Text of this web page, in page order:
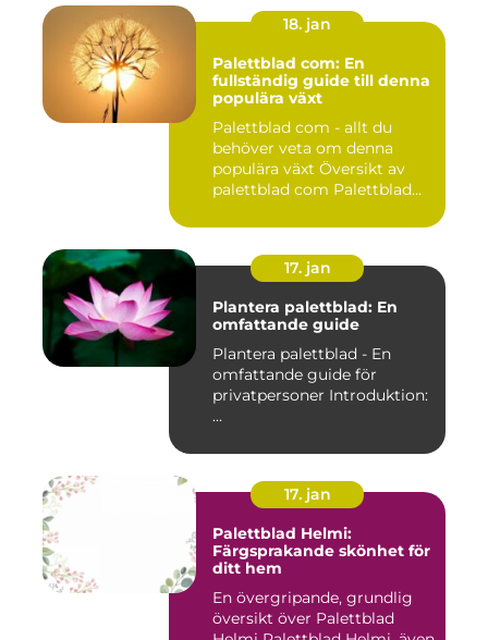
18. jan
Palettblad com: En
fullständig guide till denna
populära växt
Palettblad com - allt du
behöver veta om denna
populära växt Översikt av
palettblad com Palettblad...
17. jan
Plantera palettblad: En
omfattande guide
Plantera palettblad - En
omfattande guide för
privatpersoner Introduktion:
...
17. jan
Palettblad Helmi:
Färgsprakande skönhet för
ditt hem
En övergripande, grundlig
översikt över Palettblad